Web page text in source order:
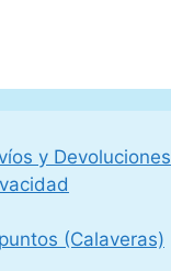
y Devoluciones
(Calaveras)